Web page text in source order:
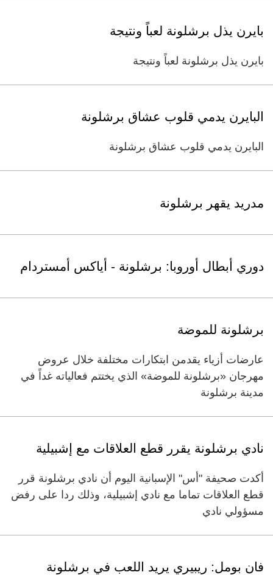
بايرن يذل برشلونة لعباً ونتيجة
بايرن يذل برشلونة لعباً ونتيجة
البايرن يدمي قلوب عشاق برشلونة
البايرن يدمي قلوب عشاق برشلونة
مدريد يقهر برشلونة
دوري أبطال أوروبا: برشلونة - أياكس أمستردام
برشلونة للموضة
عارضات أزياء يقدمن ابتكارات مختلفة خلال عروض
مهرجان «برشلونة للموضة» الذي يختتم فعالياته غداً في
مدينة برشلونة
نادي برشلونة يقرر قطع العلاقات مع إشبيلية
أكدت صحيفة "أس" الإسبانية اليوم أن نادي برشلونة قرر
قطع العلاقات تماما مع نادي إشبيلية، وذلك ردا على رفض
مسؤولي نادي
فان بومل: ريبيري يريد اللعب في برشلونة